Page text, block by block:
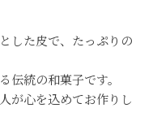
した皮で、たっぷりの
伝統の和菓子です。
が心を込めてお作りし